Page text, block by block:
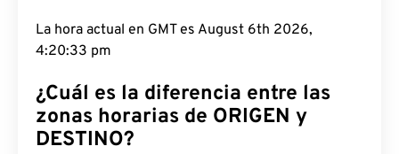
La hora actual en GMT es August 6th 2026,
4:20:34 pm
¿Cuál es la diferencia entre las
zonas horarias de ORIGEN y
DESTINO?